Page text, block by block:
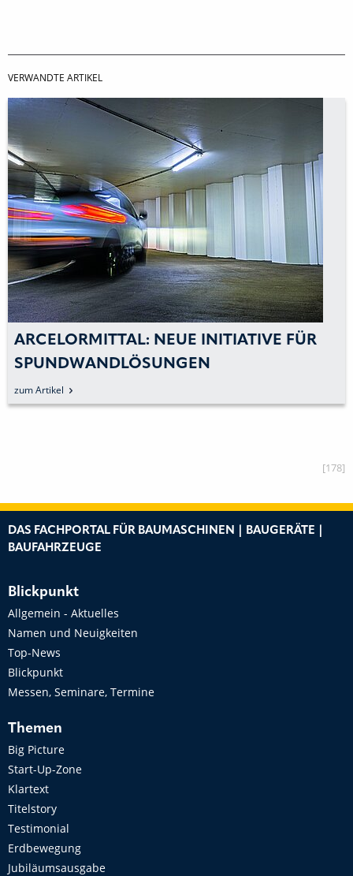
VERWANDTE ARTIKEL
ARCELORMITTAL: NEUE INITIATIVE FÜR
SPUNDWANDLÖSUNGEN
zum Artikel
[178]
DAS FACHPORTAL FÜR BAUMASCHINEN | BAUGERÄTE |
BAUFAHRZEUGE
Blickpunkt
Allgemein - Aktuelles
Namen und Neuigkeiten
Top-News
Blickpunkt
Messen, Seminare, Termine
Themen
Big Picture
Start-Up-Zone
Klartext
Titelstory
Testimonial
Erdbewegung
Jubiläumsausgabe